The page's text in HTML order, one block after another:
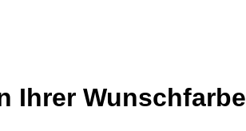
Ihrer Wunschfarbe